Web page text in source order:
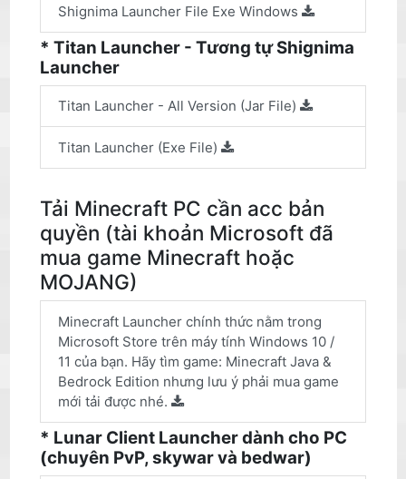
Shignima Launcher File Exe Windows
* Titan Launcher - Tương tự Shignima
Launcher
Titan Launcher - All Version (Jar File)
Titan Launcher (Exe File)
Tải Minecraft PC cần acc bản
quyền (tài khoản Microsoft đã
mua game Minecraft hoặc
MOJANG)
Minecraft Launcher chính thức nằm trong
Microsoft Store trên máy tính Windows 10 /
11 của bạn. Hãy tìm game: Minecraft Java &
Bedrock Edition nhưng lưu ý phải mua game
mới tải được nhé.
* Lunar Client Launcher dành cho PC
(chuyên PvP, skywar và bedwar)